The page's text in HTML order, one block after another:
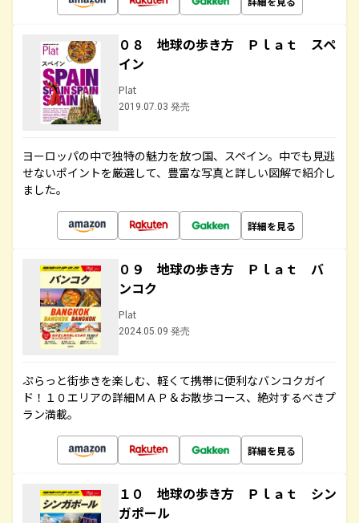
０８ 地球の歩き方 Ｐｌａｔ スペ
イン
Plat
2019.07.03 発売
ヨーロッパの中で独特の魅力を放つ国、スペイン。中でも見逃
せないポイントを厳選して、豊富な写真と詳しい図解で紹介し
ました。
詳細を見る
０９ 地球の歩き方 Ｐｌａｔ バ
ンコク
Plat
2024.05.09 発売
ぷらっと街歩きを楽しむ、軽くて携帯に便利なバンコクガイ
ド！１０エリアの詳細ＭＡＰ＆お散歩コース、絶対するべきプ
ラン満載。
詳細を見る
１０ 地球の歩き方 Ｐｌａｔ シン
ガポール